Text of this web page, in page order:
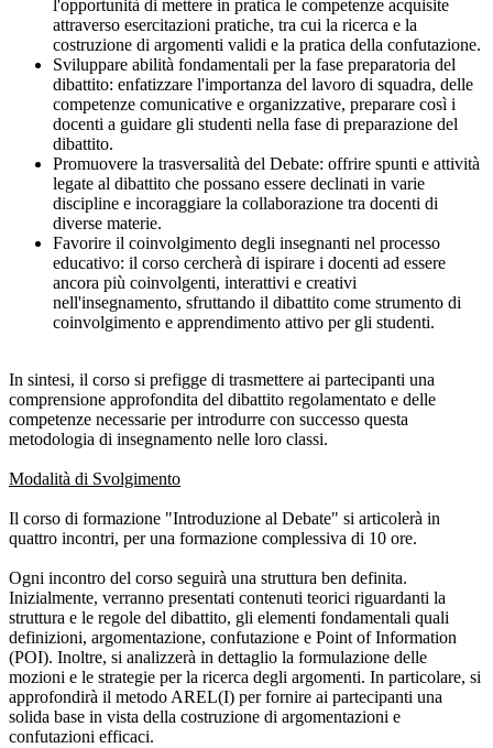
l'opportunità di mettere in pratica le competenze acquisite
attraverso esercitazioni pratiche, tra cui la ricerca e la
costruzione di argomenti validi e la pratica della confutazione.
Sviluppare abilità fondamentali per la fase preparatoria del
dibattito: enfatizzare l'importanza del lavoro di squadra, delle
competenze comunicative e organizzative, preparare così i
docenti a guidare gli studenti nella fase di preparazione del
dibattito.
Promuovere la trasversalità del Debate: offrire spunti e attività
legate al dibattito che possano essere declinati in varie
discipline e incoraggiare la collaborazione tra docenti di
diverse materie.
Favorire il coinvolgimento degli insegnanti nel processo
educativo: il corso cercherà di ispirare i docenti ad essere
ancora più coinvolgenti, interattivi e creativi
nell'insegnamento, sfruttando il dibattito come strumento di
coinvolgimento e apprendimento attivo per gli studenti.
In sintesi, il corso si prefigge di trasmettere ai partecipanti una
comprensione approfondita del dibattito regolamentato e delle
competenze necessarie per introdurre con successo questa
metodologia di insegnamento nelle loro classi.
Modalità di Svolgimento
Il corso di formazione "Introduzione al Debate" si articolerà in
quattro incontri, per una formazione complessiva di 10 ore.
Ogni incontro del corso seguirà una struttura ben definita.
Inizialmente, verranno presentati contenuti teorici riguardanti la
struttura e le regole del dibattito, gli elementi fondamentali quali
definizioni, argomentazione, confutazione e Point of Information
(POI). Inoltre, si analizzerà in dettaglio la formulazione delle
mozioni e le strategie per la ricerca degli argomenti. In particolare, si
approfondirà il metodo AREL(I) per fornire ai partecipanti una
solida base in vista della costruzione di argomentazioni e
confutazioni efficaci.